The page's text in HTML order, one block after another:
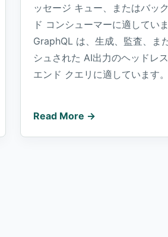
ッセージ キュー、またはバッ
ド コンシューマーに適していま
GraphQL は、生成、監査、ま
シュされた AI出力のヘッドレ
エンド クエリに適しています。
Read More →